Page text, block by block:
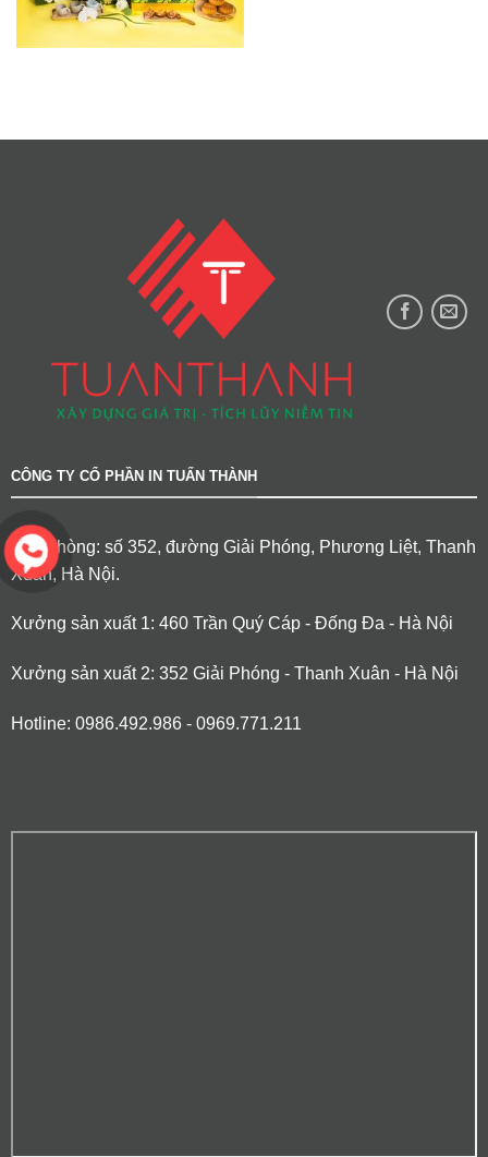
CÔNG TY CỔ PHẦN IN TUẤN THÀNH
Văn phòng: số 352, đường Giải Phóng, Phương Liệt, Thanh
Xuân, Hà Nội.
Xưởng sản xuất 1: 460 Trần Quý Cáp - Đống Đa - Hà Nội
Xưởng sản xuất 2: 352 Giải Phóng - Thanh Xuân - Hà Nội
Hotline: 0986.492.986 - 0969.771.211